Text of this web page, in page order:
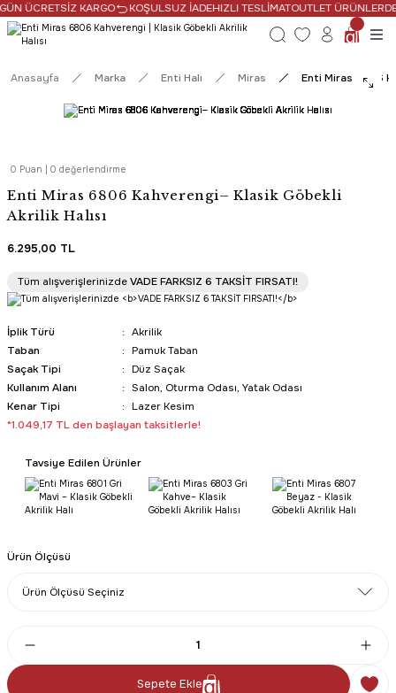
ÜCRETSİZ KARGO KOŞULSUZ İADEHIZLI TESLİMATOUTLET ÜRÜNLERDE
Anasayfa Marka Enti Halı Miras Enti Miras 6806
0 Puan | 0 değerlendirme
Enti Miras 6806 Kahverengi– Klasik Göbekli
Akrilik Halısı
6.295,00 TL
SAAT 16:30’a KADAR AYNI GÜN KARGO
Tüm alışverişlerinizdeVADE FARKSIZ 6 TAKSİT FIRSATI!
İplik Türü
Akrilik
Taban
Pamuk Taban
Saçak Tipi
Düz Saçak
Kullanım Alanı
Salon, Oturma Odası, Yatak Odası
Kenar Tipi
Lazer Kesim
*1.049,17 TL den başlayan taksitlerle!
Tavsiye Edilen Ürünler
Ürün Ölçüsü
Sepete Ekle